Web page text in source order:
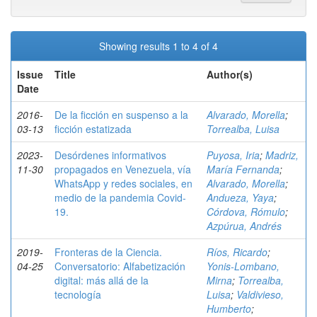
Showing results 1 to 4 of 4
Issue
Date
Title Author(s)
2016-
03-13
De la ficción en suspenso a la
ficción estatizada
Alvarado, Morella;
Torrealba, Luisa
2023-
11-30
Desórdenes informativos
propagados en Venezuela, vía
WhatsApp y redes sociales, en
medio de la pandemia Covid-
19.
Puyosa, Iria; Madriz,
María Fernanda;
Alvarado, Morella;
Andueza, Yaya;
Córdova, Rómulo;
Azpúrua, Andrés
2019-
04-25
Fronteras de la Ciencia.
Conversatorio: Alfabetización
digital: más allá de la
tecnología
Ríos, Ricardo;
Yonis-Lombano,
Mirna; Torrealba,
Luisa; Valdivieso,
Humberto;